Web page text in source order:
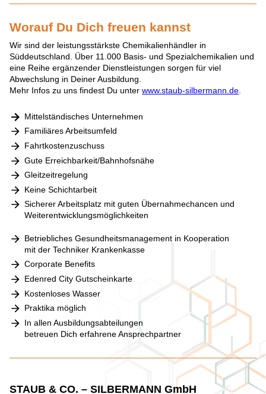
Worauf Du Dich freuen kannst
Wir sind der leistungsstärkste Chemikalienhändler in
Süddeutschland. Über 11.000 Basis- und Spezialchemikalien und
eine Reihe ergänzender Dienstleistungen sorgen für viel
Abwechslung in Deiner Ausbildung.
Mehr Infos zu uns findest Du unter www.staub-silbermann.de
Mittelständisches Unternehmen
Familiäres Arbeitsumfeld
Fahrtkostenzuschuss
Gute Erreichbarkeit/Bahnhofsnähe
Gleitzeitregelung
Keine Schichtarbeit
Sicherer Arbeitsplatz mit guten Übernahmechancen und
Weiterentwicklungsmöglichkeiten
Betriebliches Gesundheitsmanagement in Kooperation
mit der Techniker Krankenkasse
Corporate Benefits
Edenred City Gutscheinkarte
Kostenloses Wasser
Praktika möglich
In allen Ausbildungsabteilungen
betreuen Dich erfahrene Ansprechpartner
STAUB & CO. – SILBERMANN GmbH